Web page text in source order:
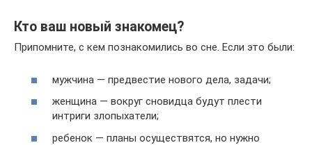
Кто ваш новый знакомец?
Припомните, с кем познакомились во сне. Если это были:
мужчина — предвестие нового дела, задачи;
женщина — вокруг сновидца будут плести
интриги злопыхатели;
ребенок — планы осуществятся, но нужно